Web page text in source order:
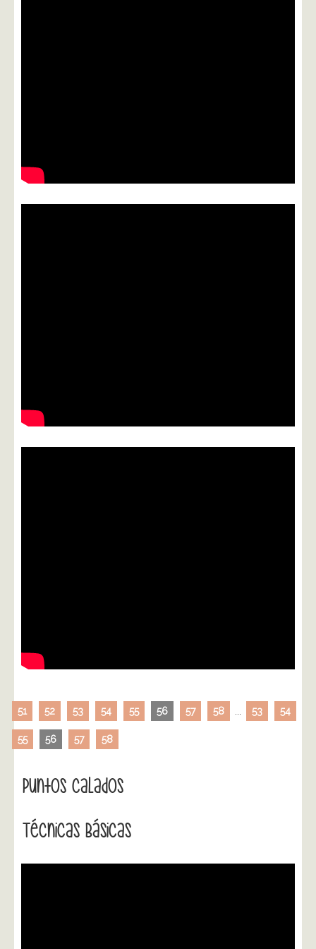
51 52 53 54 55 56 57 58 53 54
55 56 57 58
Puntos Calados
Técnicas Básicas